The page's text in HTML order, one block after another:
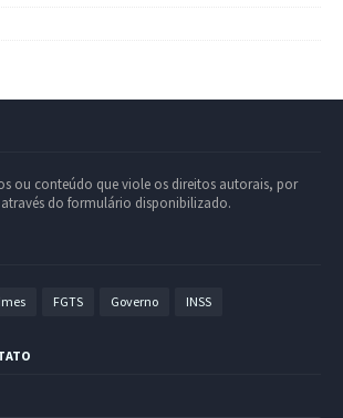
ou conteúdo que viole os direitos autorais, por
do formulário disponibilizado.
FGTS Governo INSS